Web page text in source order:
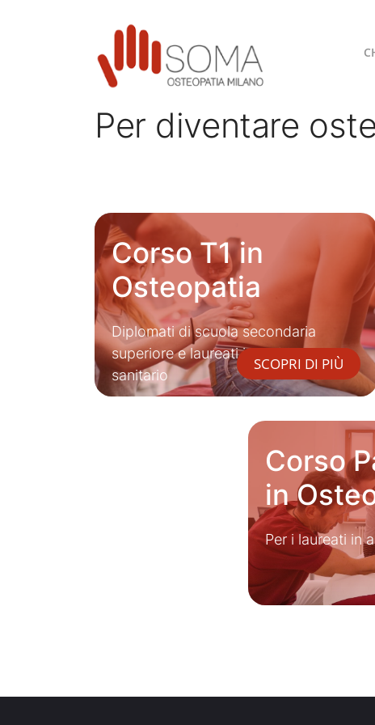
Per diventare
Corso T1 in
Osteopatia
Diplomati di scuola secondaria
superiore e laureati in ambito non
sanitario
SCOPRI DI PIÙ
Corso
in
Per i laureati in